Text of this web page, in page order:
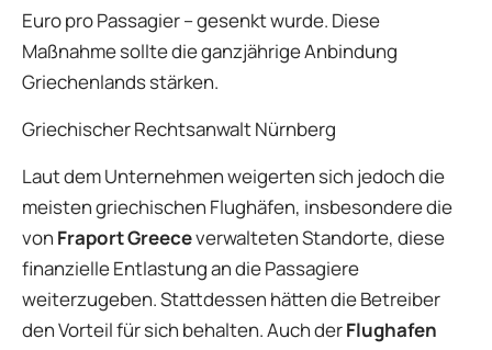
Euro pro Passagier – gesenkt wurde. Diese
Maßnahme sollte die ganzjährige Anbindung
Griechenlands stärken.
Griechischer Rechtsanwalt Nürnberg
Laut dem Unternehmen weigerten sich jedoch die
meisten griechischen Flughäfen, insbesondere die
von Fraport Greeceverwalteten Standorte, diese
finanzielle Entlastung an die Passagiere
weiterzugeben. Stattdessen hätten die Betreiber
den Vorteil für sich behalten. Auch derFlughafen